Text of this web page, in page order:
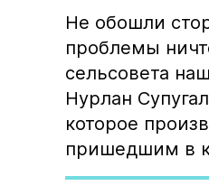
Не обошли
проблемы
сельсовета
Нурлан
которое
пришедшим в